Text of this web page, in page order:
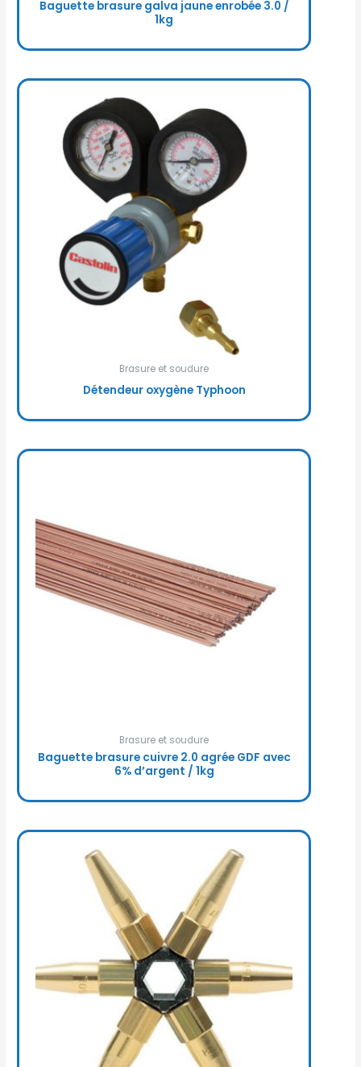
Baguette brasure galva jaune enrobée 3.0 /
1kg
Brasure et soudure
Détendeur oxygène Typhoon
Brasure et soudure
Baguette brasure cuivre 2.0 agrée GDF avec
6% d’argent / 1kg